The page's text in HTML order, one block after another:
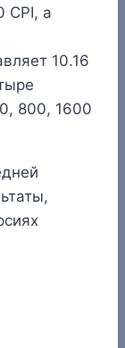
CPI, а
10.16
800, 1600